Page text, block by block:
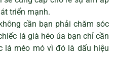
triển mạnh.
cần bạn phải chăm sóc
lá già héo úa bạn chỉ cần
lá méo mó vì đó là dấu hiệu